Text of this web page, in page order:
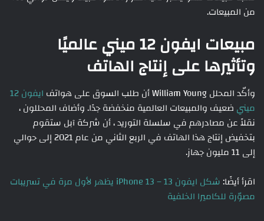
من المبيعات.
مبيعات ايفون 12 ميني عالميًا
وتأثيرها على إنتاج الهاتف
وأكّد المحلل William Young أن طلب السوق على هواتف
ايفون 12
ميني ضعيف والمبيعات العالمية منخفضة جدًا. وأضاف المحللون ،
نقلاً عن مصادرهم في سلسلة التوريد ، أن شركة آبل ستقوم
بتخفيض إنتاج هذا الهاتف في الربع الثاني من عام 2021 إلى حوالي
إلى 11 مليون جهاز.
اقرأ أيضًا:
شكل ايفون 13 – iPhone 13 يظهر لأول مرة في تسريبات
مصوّرة للكاميرا الخلفية